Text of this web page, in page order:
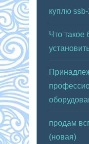
куплю
Что такое
продам
(новая)